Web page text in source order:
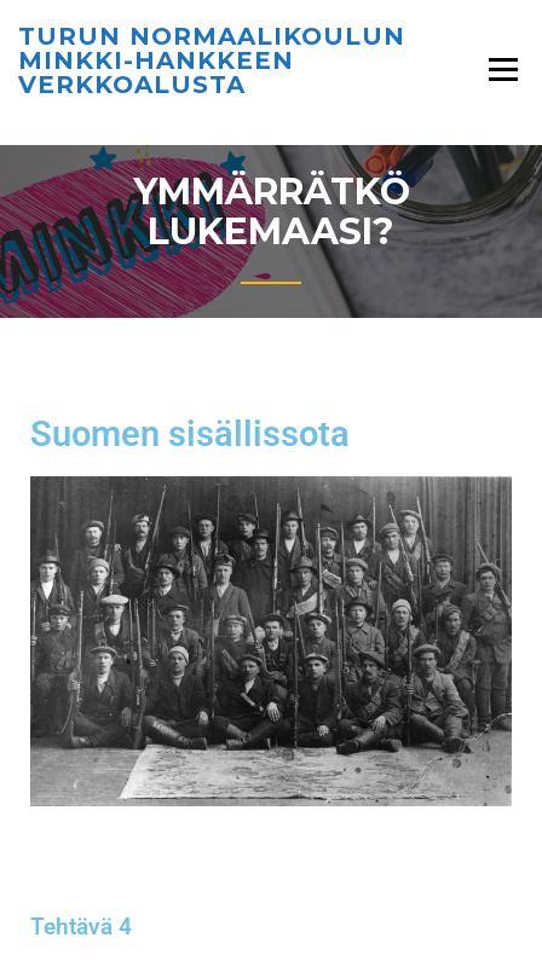
TURUN NORMAALIKOULUN
MINKKI-HANKKEEN
VERKKOALUSTA
YMMÄRRÄTKÖ
LUKEMAASI?
Suomen sisällissota
Tehtävä 4